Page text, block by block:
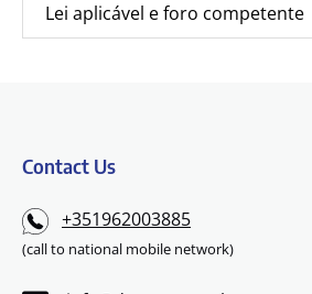
Lei aplicável e foro competente
Contact Us
+351962003885
(call to national mobile network)